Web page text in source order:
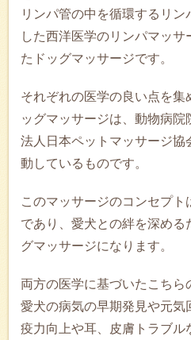
リンパ管の中を循環するリン
した西洋医学のリンパマッ
たドッグマッサージです。
それぞれの医学の良い点を集
ッグマッサージは、動物病院
法人日本ペットマッサージ協
動しているものです。
このマッサージのコンセプ
であり、愛犬との絆を深める
グマッサージになります。
両方の医学に基づいたこちら
愛犬の病気の早期発見や元気
疫力向上や耳、皮膚トラブル